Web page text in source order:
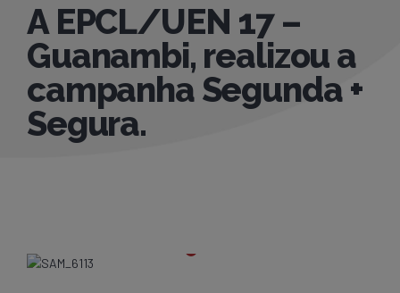
A EPCL/UEN 17 –
Guanambi, realizou a
campanha Segunda +
Segura.